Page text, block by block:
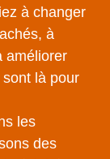
à changer
à
améliorer
là pour
les
des